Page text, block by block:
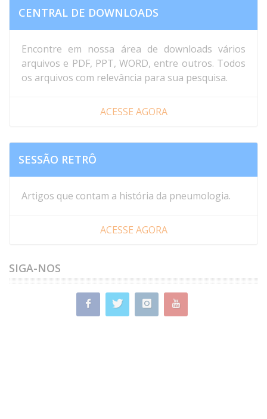
CENTRAL DE DOWNLOADS
Encontre em nossa área de downloads vários
arquivos e PDF, PPT, WORD, entre outros. Todos
os arquivos com relevância para sua pesquisa.
ACESSE AGORA
SESSÃO RETRÔ
Artigos que contam a história da pneumologia.
ACESSE AGORA
SIGA-NOS